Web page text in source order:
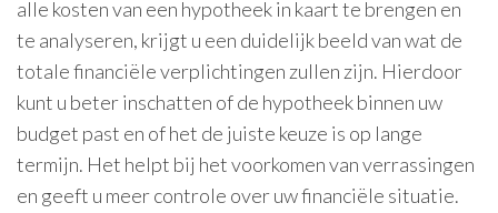
alle kosten van een hypotheek in kaart te brengen en
te analyseren, krijgt u een duidelijk beeld van wat de
totale financiële verplichtingen zullen zijn. Hierdoor
kunt u beter inschatten of de hypotheek binnen uw
budget past en of het de juiste keuze is op lange
termijn. Het helpt bij het voorkomen van verrassingen
en geeft u meer controle over uw financiële situatie.